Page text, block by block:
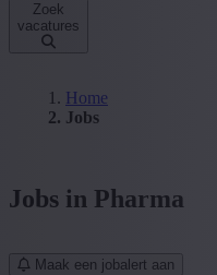
Zoek
vacatures
Home
Jobs
Jobs in Pharma
Maak een jobalert aan